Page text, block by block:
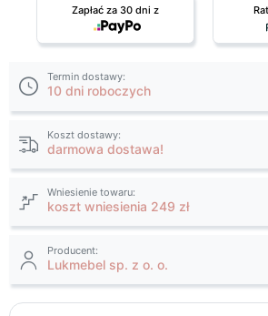
Zapłać za 30 dni z
Termin dostawy:
10 dni roboczych
Koszt dostawy:
darmowa dostawa!
Wniesienie towaru:
koszt wniesienia 249 zł
Producent:
Lukmebel sp. z o. o.